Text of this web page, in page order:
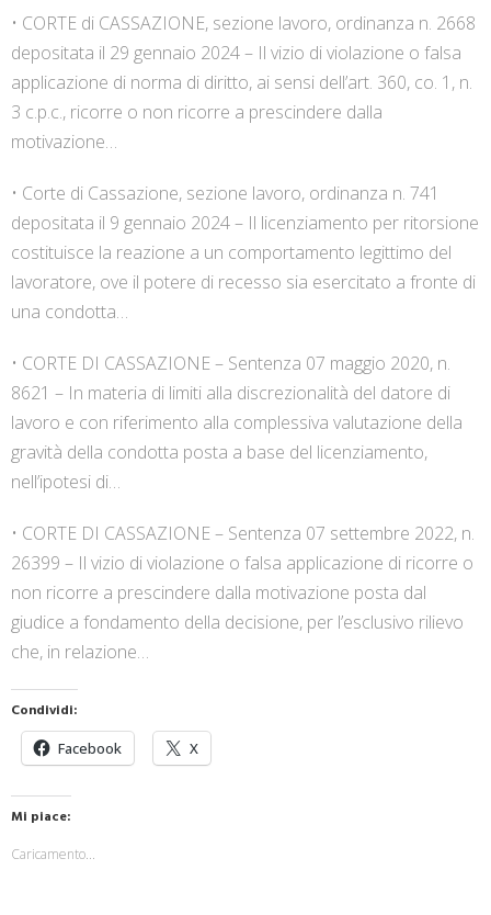
• CORTE di CASSAZIONE, sezione lavoro, ordinanza n. 2668
depositata il 29 gennaio 2024 – Il vizio di violazione o falsa
applicazione di norma di diritto, ai sensi dell’art. 360, co. 1, n.
3 c.p.c., ricorre o non ricorre a prescindere dalla
motivazione…
• Corte di Cassazione, sezione lavoro, ordinanza n. 741
depositata il 9 gennaio 2024 – Il licenziamento per ritorsione
costituisce la reazione a un comportamento legittimo del
lavoratore, ove il potere di recesso sia esercitato a fronte di
una condotta…
• CORTE DI CASSAZIONE – Sentenza 07 maggio 2020, n.
8621 – In materia di limiti alla discrezionalità del datore di
lavoro e con riferimento alla complessiva valutazione della
gravità della condotta posta a base del licenziamento,
nell’ipotesi di…
• CORTE DI CASSAZIONE – Sentenza 07 settembre 2022, n.
26399 – Il vizio di violazione o falsa applicazione di ricorre o
non ricorre a prescindere dalla motivazione posta dal
giudice a fondamento della decisione, per l’esclusivo rilievo
che, in relazione…
Condividi:
Facebook X
Mi piace:
Caricamento...